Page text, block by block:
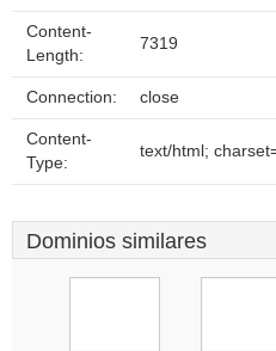
Content-
Length:
7319
Connection: close
Content-
Type:
text/html;
Dominios similares